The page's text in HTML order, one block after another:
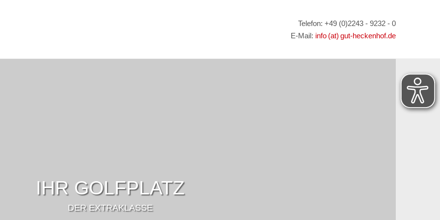
Telefon: +49 (0)2243 - 9232 - 0
E-Mail: info (at) gut-heckenhof.de
IHR GOLFPLATZ
DER EXTRAKLASSE